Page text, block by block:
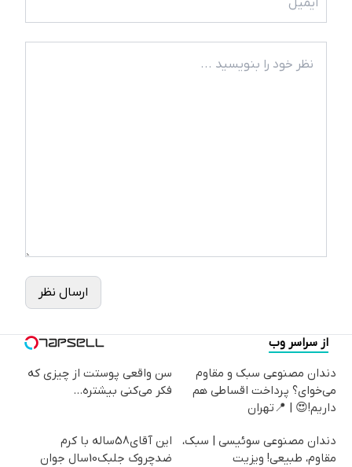
ارسال نظر
از سراسر وب
دندان مصنوعی سبک و مقاوم
می‌خوای؟ پرداخت اقساطی هم
داریم!😍 | 📍تهران
سن واقعی پوستت از چیزی که
فکر می‌کنی بیشتره...
دندان مصنوعی سوئیسی | سبک،
مقاوم، طبیعی! ویزیت
این آقای58ساله با کرم
ضدچروک جلبک10سال جوان